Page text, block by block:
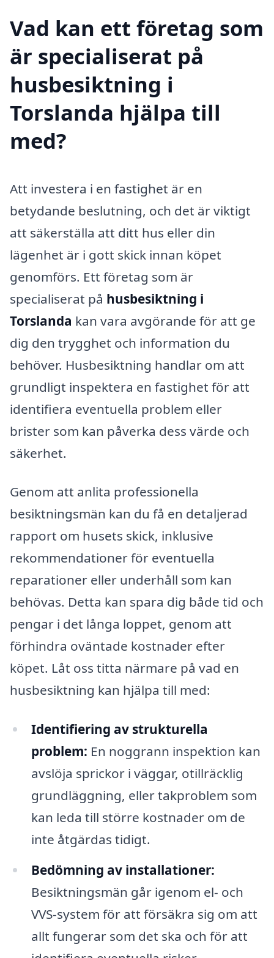
Vad kan ett företag som
är specialiserat på
husbesiktning i
Torslanda hjälpa till
med?
Att investera i en fastighet är en
betydande beslutning, och det är viktigt
att säkerställa att ditt hus eller din
lägenhet är i gott skick innan köpet
genomförs. Ett företag som är
specialiserat på husbesiktning i
Torslanda kan vara avgörande för att ge
dig den trygghet och information du
behöver. Husbesiktning handlar om att
grundligt inspektera en fastighet för att
identifiera eventuella problem eller
brister som kan påverka dess värde och
säkerhet.
Genom att anlita professionella
besiktningsmän kan du få en detaljerad
rapport om husets skick, inklusive
rekommendationer för eventuella
reparationer eller underhåll som kan
behövas. Detta kan spara dig både tid och
pengar i det långa loppet, genom att
förhindra oväntade kostnader efter
köpet. Låt oss titta närmare på vad en
husbesiktning kan hjälpa till med:
Identifiering av strukturella
problem: En noggrann inspektion kan
avslöja sprickor i väggar, otillräcklig
grundläggning, eller takproblem som
kan leda till större kostnader om de
inte åtgärdas tidigt.
Bedömning av installationer:
Besiktningsmän går igenom el- och
VVS-system för att försäkra sig om att
allt fungerar som det ska och för att